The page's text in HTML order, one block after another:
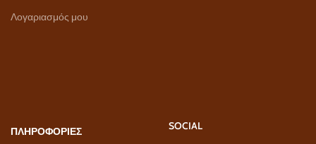
Λογαριασμός μου
ΠΛΗΡΟΦΟΡΙΕΣ
SOCIAL